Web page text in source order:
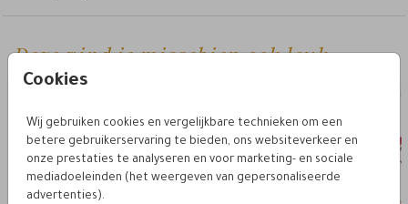
Cookies
Wij gebruiken cookies en vergelijkbare technieken om een
betere gebruikerservaring te bieden, ons websiteverkeer en
onze prestaties te analyseren en voor marketing- en sociale
mediadoeleinden (het weergeven van gepersonaliseerde
advertenties).
Deze vind je misschien ook leuk
envelop inlay 12x18 - 20x13.5